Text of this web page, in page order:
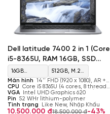
Dell latitude 7400 2 in 1 (Core
i5-8365U, RAM 16GB, SSD
512GB, Intel UHD Graphics
620, Màn 14'' FHD Touch)
16GB
LPDDR3
2133 MHz
Max 32GB
512GB, M.2,
PCIe NVMe,
SSD
Màn hình 14'' FHD (1920 x 1080), AR +
AS (16:9) WVA SLP Narrow order, Touch,
60Hz
CPU Core i5 8365U (4 cores, 8 threads,
1.60 GHz - 4.10 GHz, 6MB Cache)
VGA
Intel UHD Graphics 620
Pin 52 WHr lithium-polymer
Tình trạng
Like New, Nhập Khẩu
10.500.000 đ18.500.000 đ-43%